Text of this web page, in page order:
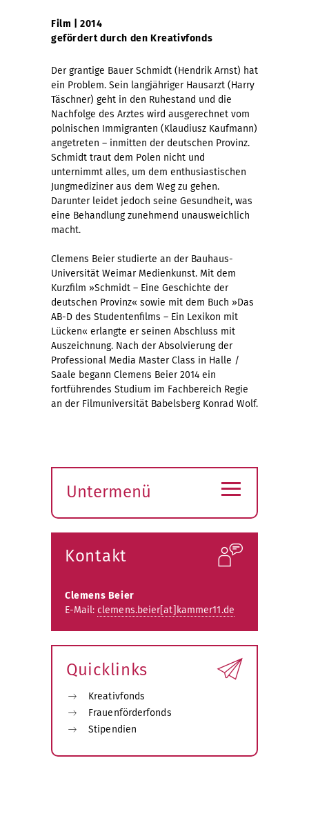
Film | 2014
gefördert durch den Kreativfonds
Der grantige Bauer Schmidt (Hendrik Arnst) hat
ein Problem. Sein langjähriger Hausarzt (Harry
Täschner) geht in den Ruhestand und die
Nachfolge des Arztes wird ausgerechnet vom
polnischen Immigranten (Klaudiusz Kaufmann)
angetreten – inmitten der deutschen Provinz.
Schmidt traut dem Polen nicht und
unternimmt alles, um dem enthusiastischen
Jungmediziner aus dem Weg zu gehen.
Darunter leidet jedoch seine Gesundheit, was
eine Behandlung zunehmend unausweichlich
macht.
Clemens Beier studierte an der Bauhaus-
Universität Weimar Medienkunst. Mit dem
Kurzfilm »Schmidt – Eine Geschichte der
deutschen Provinz« sowie mit dem Buch »Das
AB-D des Studentenfilms – Ein Lexikon mit
Lücken« erlangte er seinen Abschluss mit
Auszeichnung. Nach der Absolvierung der
Professional Media Master Class in Halle /
Saale begann Clemens Beier 2014 ein
fortführendes Studium im Fachbereich Regie
an der Filmuniversität Babelsberg Konrad Wolf.
Untermenü
öffnen
≡
Kontakt
Clemens Beier
E-Mail: clemens.beier[at]kammer11.de
Quicklinks
Kreativfonds
Frauenförderfonds
Stipendien